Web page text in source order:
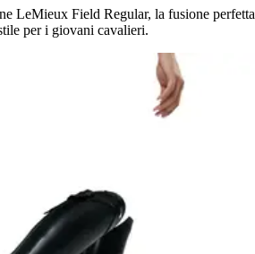
LeMieux Field Regular, la fusione perfetta
per i giovani cavalieri.